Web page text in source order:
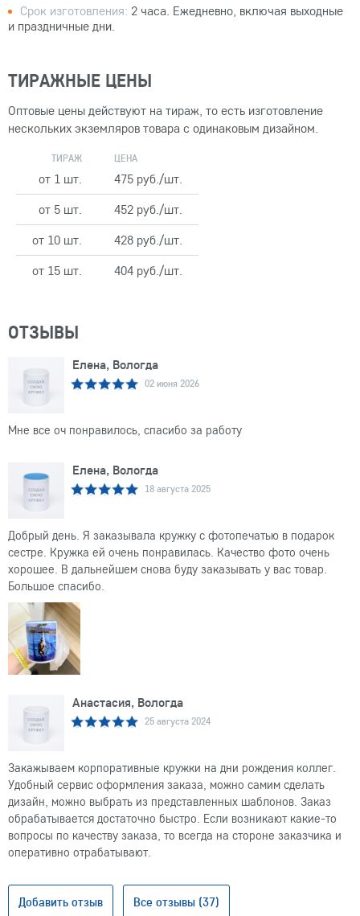
Срок изготовления: 2 часа. Ежедневно, включая выходные
и праздничные дни.
ТИРАЖНЫЕ ЦЕНЫ
Оптовые цены действуют на тираж, то есть изготовление
нескольких экземляров товара с одинаковым дизайном.
ТИРАЖ ЦЕНА
от 1 шт.
475 руб./шт.
от 5 шт.
452 руб./шт.
от 10 шт.
428 руб./шт.
от 15 шт.
404 руб./шт.
ОТЗЫВЫ
Елена, Вологда
02 июня 2026
Мне все оч понравилось, спасибо за работу
Елена, Вологда
18 августа 2025
Добрый день. Я заказывала кружку с фотопечатью в подарок
сестре. Кружка ей очень понравилась. Качество фото очень
хорошее. В дальнейшем снова буду заказывать у вас товар.
Большое спасибо.
Анастасия, Вологда
25 августа 2024
Закажываем корпоративные кружки на дни рождения коллег.
Удобный сервис оформления заказа, можно самим сделать
дизайн, можно выбрать из представленных шаблонов. Заказ
обрабатывается достаточно быстро. Если возникают какие-то
вопросы по качеству заказа, то всегда на стороне заказчика и
оперативно отрабатывают.
Добавить отзыв Все отзывы (37)